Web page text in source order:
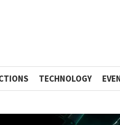
TECHNOLOGY